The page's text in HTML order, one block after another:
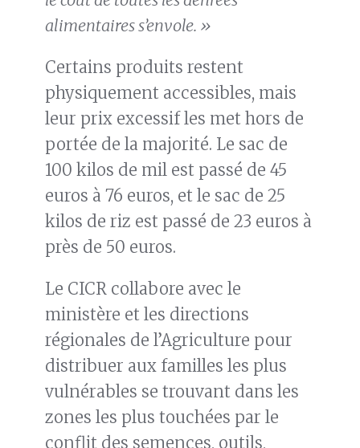
alimentaires s’envole. »
Certains produits restent
physiquement accessibles, mais
leur prix excessif les met hors de
portée de la majorité. Le sac de
100 kilos de mil est passé de 45
euros à 76 euros, et le sac de 25
kilos de riz est passé de 23 euros à
près de 50 euros.
Le CICR collabore avec le
ministère et les directions
régionales de l’Agriculture pour
distribuer aux familles les plus
vulnérables se trouvant dans les
zones les plus touchées par le
conflit des semences, outils,